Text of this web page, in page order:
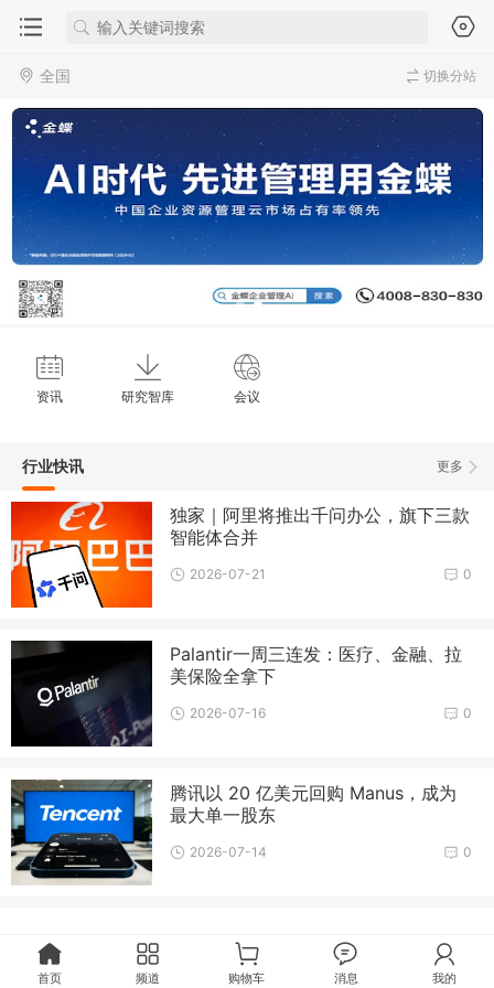
切换分站
全国
资讯 研究智库 会议
更多
行业快讯
独家｜阿里将推出千问办公，旗下三款
智能体合并
0
2026-07-21
Palantir一周三连发：医疗、金融、拉
美保险全拿下
0
2026-07-16
腾讯以 20 亿美元回购 Manus，成为
最大单一股东
0
2026-07-14
首页 频道 购物车 消息 我的